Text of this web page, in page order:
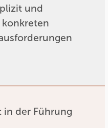
und
konkreten
in der Führung